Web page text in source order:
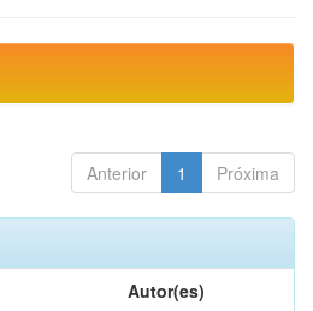
Anterior 1 Próxima
Autor(es)